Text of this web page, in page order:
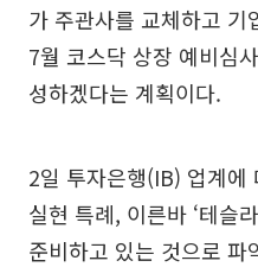
가 주관사를 교체하고 기
7월 코스닥 상장 예비심
성하겠다는 계획이다.
2일 투자은행(IB) 업계에
실현 특례, 이른바 ‘테슬
준비하고 있는 것으로 파